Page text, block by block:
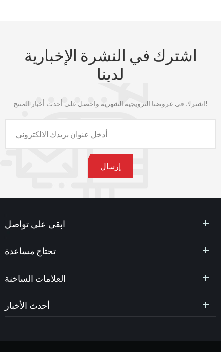
اشترك في النشرة الإخبارية
لدينا
اشترك في عروضنا الترويجية الشهرية واحصل على أحدث أخبار المنتج!
ابقى على تواصل
تحتاج مساعدة
العلامات الساخنة
أحدث الأخبار